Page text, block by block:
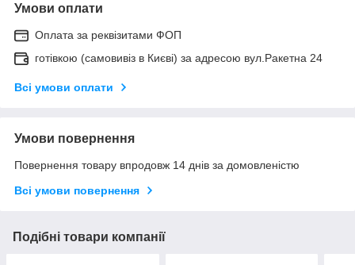
Умови оплати
Оплата за реквізитами ФОП
готівкою (самовивіз в Києві) за адресою вул.Ракетна 24
Всі умови оплати
Умови повернення
Повернення товару впродовж 14 днів за домовленістю
Всі умови повернення
Подібні товари компанії